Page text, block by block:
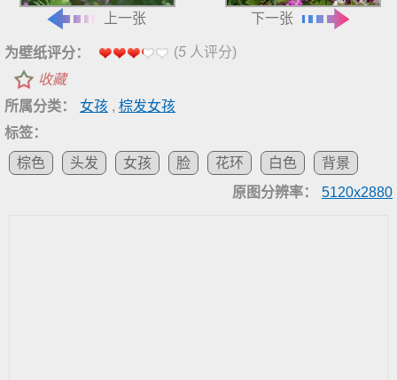
上一张 下一张
为壁纸评分： (5 人评分)
收藏
所属分类：
女孩 , 棕发女孩
标签：
棕色
头发 女孩 脸 花环 白色
背景
原图分辨率：
5120x2880